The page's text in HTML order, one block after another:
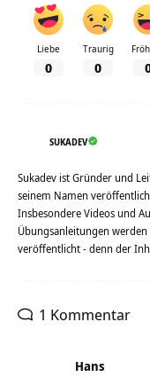
Liebe
0
Traurig
0
SUKADEV
Sukadev ist Gründer und
seinem Namen
Insbesondere Videos und
Übungsanleitungen
veröffentlicht - denn der
1 Kommentar
Hans